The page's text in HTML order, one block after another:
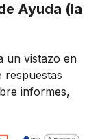
Ayuda (la
un vistazo en
respuestas
informes,